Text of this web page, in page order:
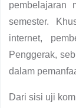
pembelajaran
semester.
internet,
Penggerak,
dalam
Dari sisi uji